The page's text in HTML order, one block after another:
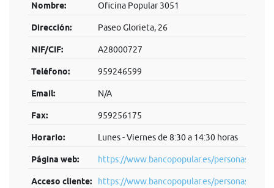
Nombre: Oficina Popular 3051
Dirección: Paseo Glorieta, 26
NIF/CIF: A28000727
Teléfono: 959246599
Email: N/A
Fax: 959256175
Horario: Lunes - Viernes de 8:30 a 14:30 horas
Página web: https://www.bancopopular.es/personas
Acceso cliente: https://www.bancopopular.es/personas